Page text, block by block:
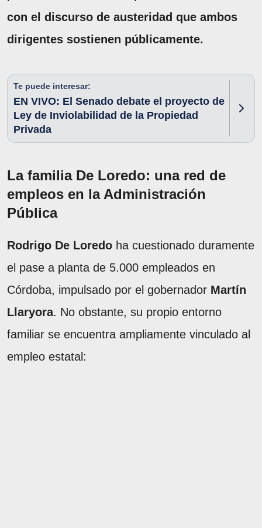
con el discurso de austeridad que ambos
dirigentes sostienen públicamente.
Te puede interesar:
EN VIVO: El Senado debate el proyecto de
Ley de Inviolabilidad de la Propiedad
Privada
La familia De Loredo: una red de
empleos en la Administración
Pública
Rodrigo De Loredo ha cuestionado duramente
el pase a planta de 5.000 empleados en
Córdoba, impulsado por el gobernador Martín
Llaryora. No obstante, su propio entorno
familiar se encuentra ampliamente vinculado al
empleo estatal: